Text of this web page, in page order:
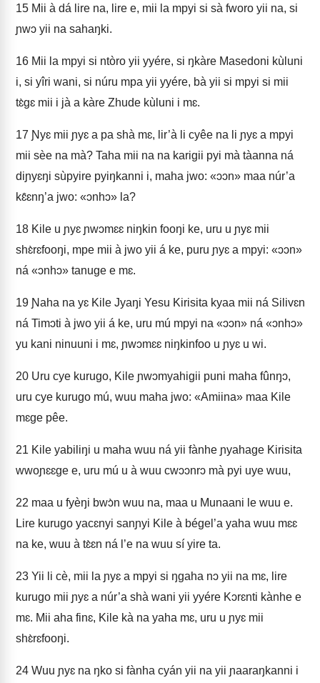
15 Mii à dá lire na, lire e, mii la mpyi si sà fworo yii na, si
ɲwɔ yii na sahaŋki.
16 Mii la mpyi si ntòro yii yyére, si ŋkàre Masedoni kùluni
i, si yîri wani, si núru mpa yii yyére, bà yii si mpyi si mii
tɛ̀gɛ mii i jà a kàre Zhude kùluni i mɛ.
17 Ɲyɛ mii ɲyɛ a pa shà mɛ, lir’à li cyêe na li ɲyɛ a mpyi
mii sèe na mà? Taha mii na na karigii pyi mà tàanna ná
diɲyɛŋi sùpyire pyiŋkanni i, maha jwo: «ɔɔn» maa núr’a
kɛ̂ɛnŋ’a jwo: «ɔnhɔ» la?
18 Kile u ɲyɛ ɲwɔmɛɛ niŋkin fooŋi ke, uru u ɲyɛ mii
shɛ̀rɛfooŋi, mpe mii à jwo yii á ke, puru ɲyɛ a mpyi: «ɔɔn»
ná «ɔnhɔ» tanuge e mɛ.
19 Ɲaha na yɛ Kile Jyaŋi Yesu Kirisita kyaa mii ná Silivɛn
ná Timɔti à jwo yii á ke, uru mú mpyi na «ɔɔn» ná «ɔnhɔ»
yu kani ninuuni i mɛ, ɲwɔmɛɛ niŋkinfoo u ɲyɛ u wi.
20 Uru cye kurugo, Kile ɲwɔmyahigii puni maha fûnŋɔ,
uru cye kurugo mú, wuu maha jwo: «Amiina» maa Kile
mɛge pêe.
21 Kile yabiliŋi u maha wuu ná yii fànhe ɲyahage Kirisita
wwoɲɛɛge e, uru mú u à wuu cwɔɔnrɔ mà pyi uye wuu,
22 maa u fyèŋi bwɔ̀n wuu na, maa u Munaani le wuu e.
Lire kurugo yacɛnyi sanɲyi Kile à bégel’a yaha wuu mɛɛ
na ke, wuu à tɛ̀ɛn ná l’e na wuu sí yire ta.
23 Yii li cè, mii la ɲyɛ a mpyi si ŋgaha nɔ yii na mɛ, lire
kurugo mii ɲyɛ a núr’a shà wani yii yyére Kɔrɛnti kànhe e
mɛ. Mii aha finɛ, Kile kà na yaha mɛ, uru u ɲyɛ mii
shɛ̀rɛfooŋi.
24 Wuu ɲyɛ na ŋko si fànha cyán yii na yii ɲaaraŋkanni i